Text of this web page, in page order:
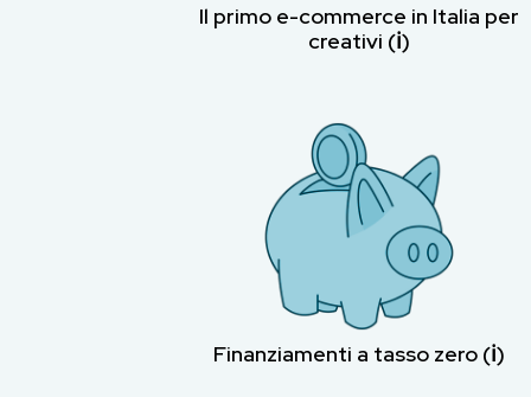
Il primo e-commerce in Italia per
creativi (ℹ︎)
Finanziamenti a tasso zero (ℹ︎)